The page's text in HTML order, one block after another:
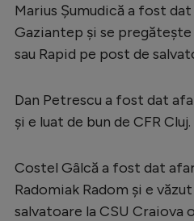
Serie A
Bundesliga
Campionate
EURO 2024
Stranieri
Marius Șumudică a fost
Gaziantep și se pregătește
sau Rapid pe post de
Dan Petrescu a fost dat
și e luat de bun de CFR Cluj.
Costel Gâlcă a fost dat
Radomiak Radom și e
salvatoare la CSU Craiova